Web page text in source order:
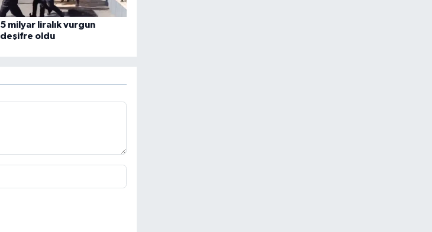
5 milyar liralık vurgun
deşifre oldu